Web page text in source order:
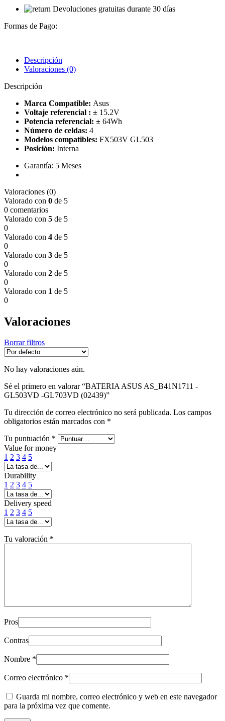
Devoluciones gratuitas durante 30 días
Formas de Pago:
Descripción
Valoraciones (0)
Descripción
Marca Compatible: Asus
Voltaje referencial : ± 15.2V
Potencia referencial: ± 64Wh
Número de celdas: 4
Modelos compatibles: FX503V GL503
Posición: Interna
Garantía: 5 Meses
Valoraciones (0)
Valorado con 0 de 5
0 comentarios
Valorado con 5 de 5
0
Valorado con 4 de 5
0
Valorado con 3 de 5
0
Valorado con 2 de 5
0
Valorado con 1 de 5
0
Valoraciones
Borrar filtros
No hay valoraciones aún.
Sé el primero en valorar “BATERIA ASUS AS_B41N1711 -
GL503VD -GL703VD (02439)”
Tu dirección de correo electrónico no será publicada. Los campos
obligatorios están marcados con *
Tu puntuación *
Value for money
1 2 3 4 5
Durability
1 2 3 4 5
Delivery speed
1 2 3 4 5
Tu valoración *
Pros
Contras
Nombre *
Correo electrónico *
Guarda mi nombre, correo electrónico y web en este navegador
para la próxima vez que comente.